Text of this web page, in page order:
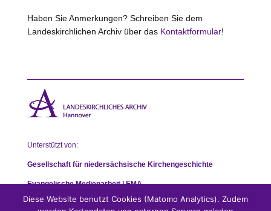
Haben Sie Anmerkungen? Schreiben Sie dem
Landeskirchlichen Archiv über das Kontaktformular!
Unterstützt von:
Gesellschaft für niedersächsische Kirchengeschichte
Evangelische Medienarbeit | EMA
Diese Website benutzt Cookies (Matomo Analytics). Zudem